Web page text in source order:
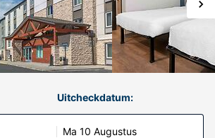
Uitcheckdatum:
Ma 10 Augustus